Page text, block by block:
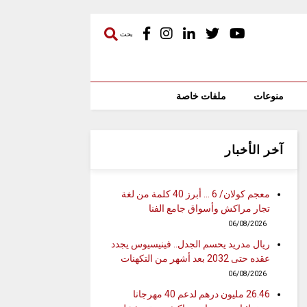
بحث
منوعات ملفات خاصة
آخر الأخبار
معجم كولان/ 6 … أبرز 40 كلمة من لغة
تجار مراكش وأسواق جامع الفنا
06/08/2026
ريال مدريد يحسم الجدل.. فينيسيوس يجدد
عقده حتى 2032 بعد أشهر من التكهنات
06/08/2026
26.46 مليون درهم لدعم 40 مهرجانا